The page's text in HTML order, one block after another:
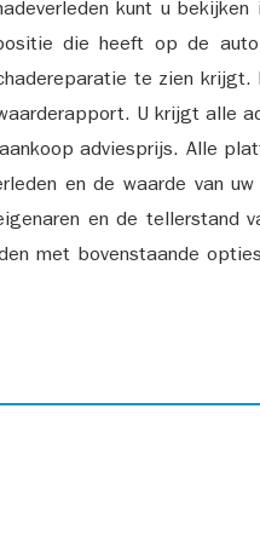
kunt u bekijken
die heeft op de
te zien krijgt.
U krijgt alle
adviesprijs. Alle
en de waarde van uw
en de tellerstand
met bovenstaande